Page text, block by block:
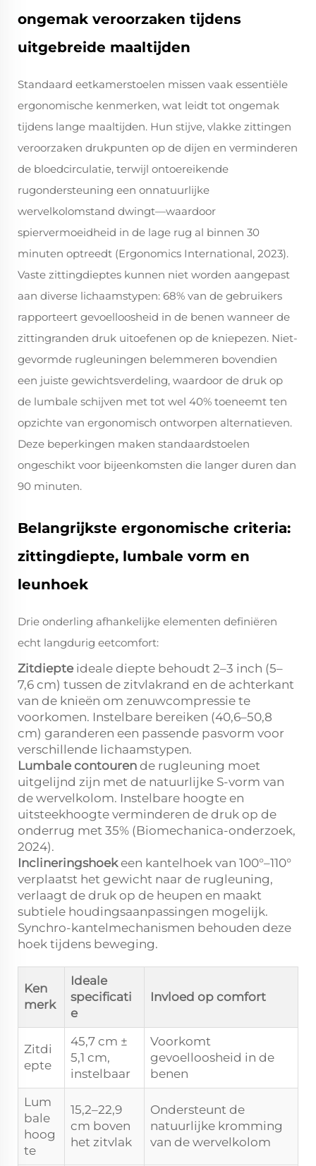
ongemak veroorzaken tijdens
uitgebreide maaltijden
Standaard eetkamerstoelen missen vaak essentiële
ergonomische kenmerken, wat leidt tot ongemak
tijdens lange maaltijden. Hun stijve, vlakke zittingen
veroorzaken drukpunten op de dijen en verminderen
de bloedcirculatie, terwijl ontoereikende
rugondersteuning een onnatuurlijke
wervelkolomstand dwingt—waardoor
spiervermoeidheid in de lage rug al binnen 30
minuten optreedt (Ergonomics International, 2023).
Vaste zittingdieptes kunnen niet worden aangepast
aan diverse lichaamstypen: 68% van de gebruikers
rapporteert gevoelloosheid in de benen wanneer de
zittingranden druk uitoefenen op de kniepezen. Niet-
gevormde rugleuningen belemmeren bovendien
een juiste gewichtsverdeling, waardoor de druk op
de lumbale schijven met tot wel 40% toeneemt ten
opzichte van ergonomisch ontworpen alternatieven.
Deze beperkingen maken standaardstoelen
ongeschikt voor bijeenkomsten die langer duren dan
90 minuten.
Belangrijkste ergonomische criteria:
zittingdiepte, lumbale vorm en
leunhoek
Drie onderling afhankelijke elementen definiëren
echt langdurig eetcomfort:
Zitdiepte ideale diepte behoudt 2–3 inch (5–
7,6 cm) tussen de zitvlakrand en de achterkant
van de knieën om zenuwcompressie te
voorkomen. Instelbare bereiken (40,6–50,8
cm) garanderen een passende pasvorm voor
verschillende lichaamstypen.
Lumbale contouren de rugleuning moet
uitgelijnd zijn met de natuurlijke S-vorm van
de wervelkolom. Instelbare hoogte en
uitsteekhoogte verminderen de druk op de
onderrug met 35% (Biomechanica-onderzoek,
2024).
Inclineringshoekeen kantelhoek van 100°–110°
verplaatst het gewicht naar de rugleuning,
verlaagt de druk op de heupen en maakt
subtiele houdingsaanpassingen mogelijk.
Synchro-kantelmechanismen behouden deze
hoek tijdens beweging.
Ken
merk
Ideale
specificati
e
Invloed op comfort
Zitdi
epte
45,7 cm ±
5,1 cm,
instelbaar
Voorkomt
gevoelloosheid in de
benen
Lum
bale
hoog
te
15,2–22,9
cm boven
het zitvlak
Ondersteunt de
natuurlijke kromming
van de wervelkolom